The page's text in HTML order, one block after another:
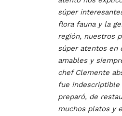
súper
flora fauna y la
región, nuestros
súper atentos en
amables y
chef Clemente
fue indescriptible
preparó, de
muchos platos y